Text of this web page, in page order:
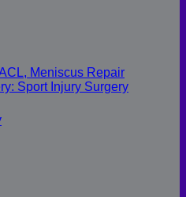
Meniscus Repair
Sport Injury Surgery